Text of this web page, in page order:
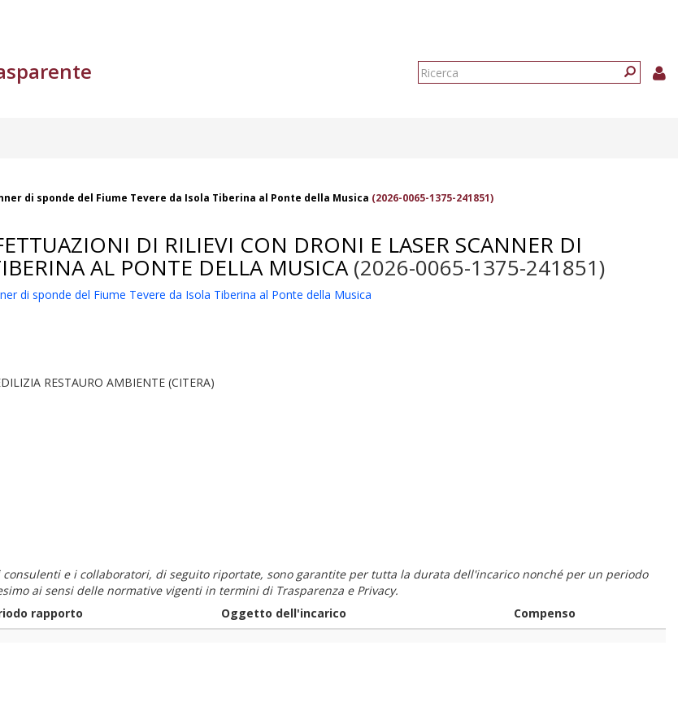
Form
di sponde del Fiume Tevere da Isola Tiberina al Ponte della Musica (2026-0065-1375-241851)
DI RILIEVI CON DRONI E LASER SCANNER DI
AL PONTE DELLA MUSICA(2026-0065-1375-241851)
di sponde del Fiume Tevere da Isola Tiberina al Ponte della Musica
RESTAURO AMBIENTE (CITERA)
e i collaboratori, di seguito riportate, sono garantite per tutta la durata dell'incarico nonché per un periodo
ai sensi delle normative vigenti in termini di Trasparenza e Privacy.
rapporto Oggetto dell'incarico Compenso